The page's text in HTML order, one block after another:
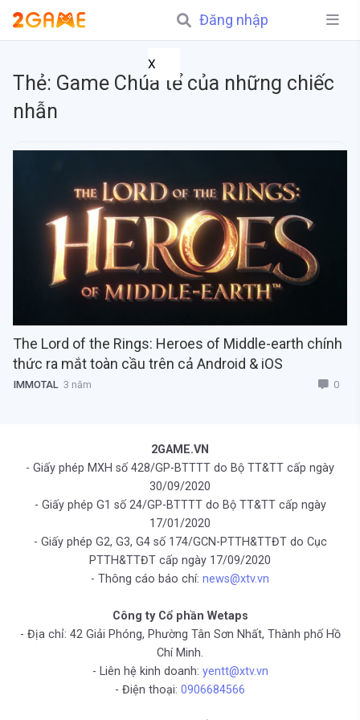
Đăng nhập
X
Thẻ: Game Chúa tể của những chiếc
nhẫn
The Lord of the Rings: Heroes of Middle-earth chính
thức ra mắt toàn cầu trên cả Android & iOS
IMMOTAL 3 năm 0
2GAME.VN
- Giấy phép MXH số 428/GP-BTTTT do Bộ TT&TT cấp ngày
30/09/2020
- Giấy phép G1 số 24/GP-BTTTT do Bộ TT&TT cấp ngày
17/01/2020
- Giấy phép G2, G3, G4 số 174/GCN-PTTH&TTĐT do Cục
PTTH&TTĐT cấp ngày 17/09/2020
- Thông cáo báo chí: news@xtv.vn
Công ty Cổ phần Wetaps
- Địa chỉ: 42 Giải Phóng, Phường Tân Sơn Nhất, Thành phố Hồ
Chí Minh.
- Liên hệ kinh doanh: yentt@xtv.vn
- Điện thoại: 0906684566